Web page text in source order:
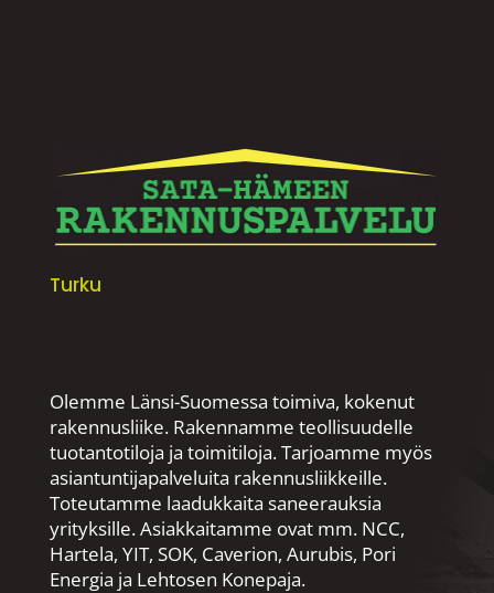
Turku
Olemme Länsi-Suomessa toimiva, kokenut
rakennusliike. Rakennamme teollisuudelle
tuotantotiloja ja toimitiloja. Tarjoamme myös
asiantuntijapalveluita rakennusliikkeille.
Toteutamme laadukkaita saneerauksia
yrityksille. Asiakkaitamme ovat mm. NCC,
Hartela, YIT, SOK, Caverion, Aurubis, Pori
Energia ja Lehtosen Konepaja.